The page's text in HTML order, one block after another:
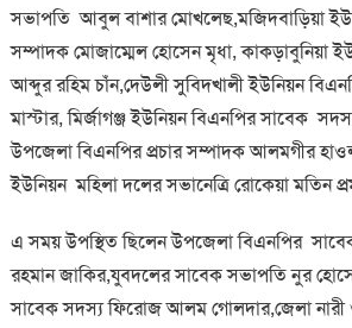
সভাপতি আবুল বাশার মোখলেছ,মজিদবাড়িয়া
সম্পাদক মোজাম্মেল হোসেন মৃধা, কাকড়াবুনিয়া
আব্দুর রহিম চাঁন,দেউলী সুবিদখালী ইউনিয়ন
মাস্টার, মির্জাগঞ্জ ইউনিয়ন বিএনপির সাবেক
উপজেলা বিএনপির প্রচার সম্পাদক আলমগীর
ইউনিয়ন মহিলা দলের সভানেত্রি রোকেয়া মতিন
এ সময় উপস্থিত ছিলেন উপজেলা বিএনপির
রহমান জাকির,যুবদলের সাবেক সভাপতি নুর
সাবেক সদস্য ফিরোজ আলম গোলদার,জেলা নারী